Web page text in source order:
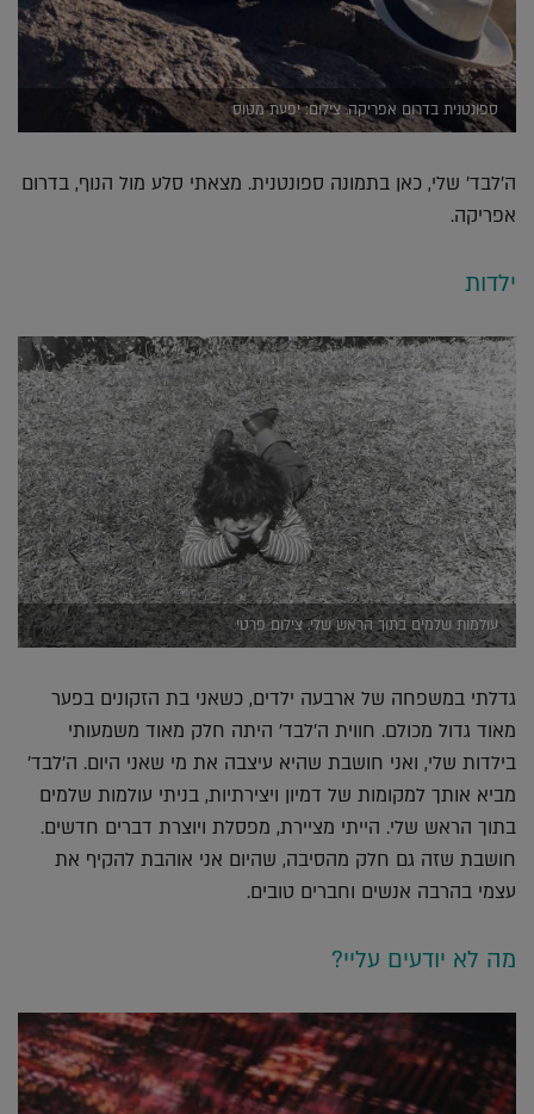
ספונטנית בדרום אפריקה. צילום: יפעת מטוס
ה'לבד' שלי, כאן בתמונה ספונטנית. מצאתי סלע מול הנוף, בדרום
אפריקה.
ילדות
עולמות שלמים בתוך הראש שלי. צילום פרטי
גדלתי במשפחה של ארבעה ילדים, כשאני בת הזקונים בפער
מאוד גדול מכולם. חווית ה'לבד' היתה חלק מאוד משמעותי
בילדות שלי, ואני חושבת שהיא עיצבה את מי שאני היום. ה'לבד'
מביא אותך למקומות של דמיון ויצירתיות, בניתי עולמות שלמים
בתוך הראש שלי. הייתי מציירת, מפסלת ויוצרת דברים חדשים.
חושבת שזה גם חלק מהסיבה, שהיום אני אוהבת להקיף את
עצמי בהרבה אנשים וחברים טובים.
מה לא יודעים עליי?